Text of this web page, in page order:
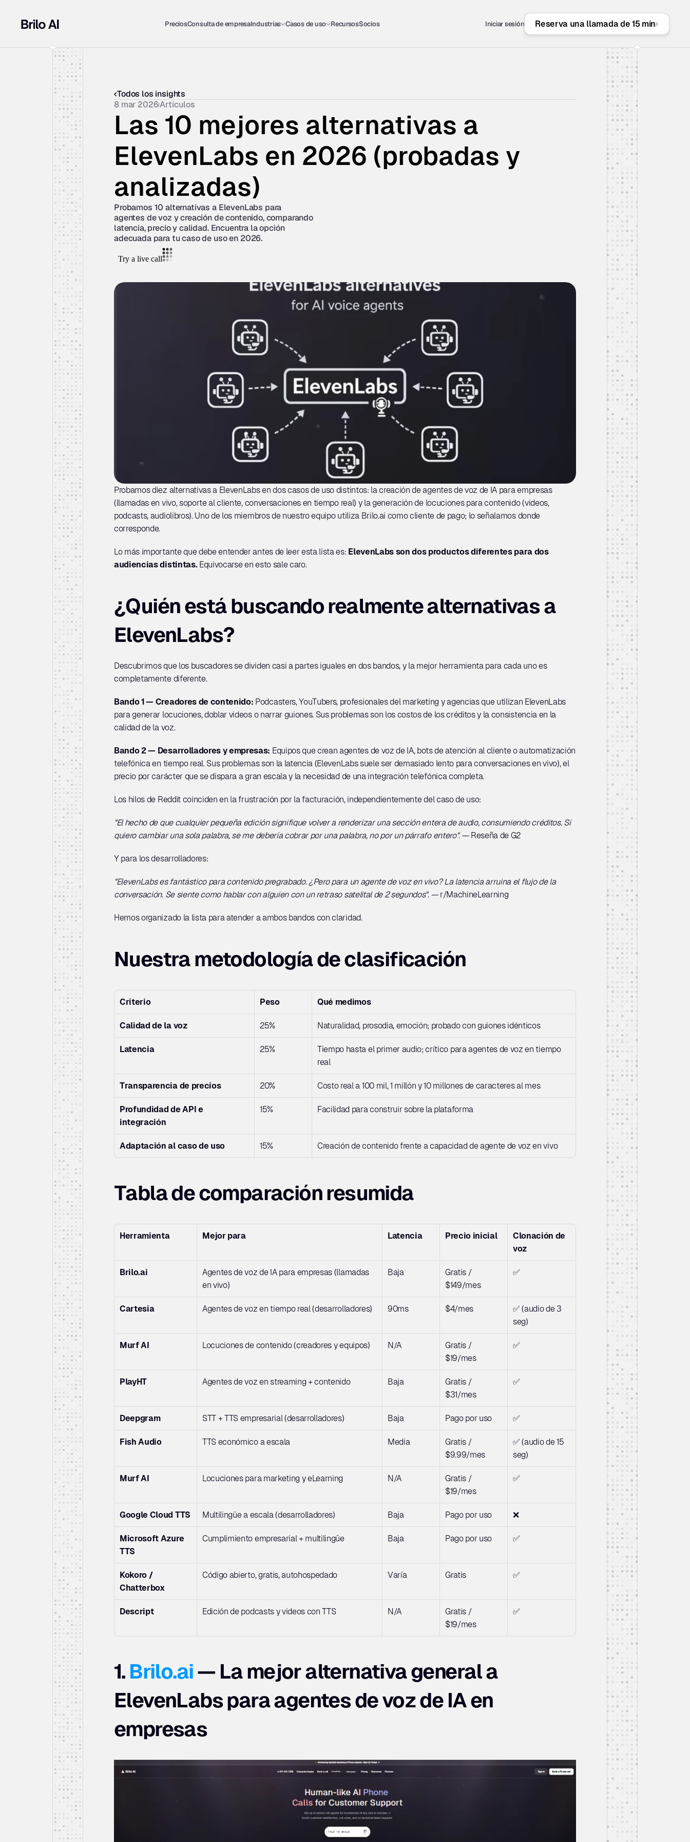
PreciosConsulta de empresaIndustrias Casos de uso RecursosSocios Iniciar sesión Reserva una llamada de 15 min
Todos los insights
8 mar 2026Artículos
Las 10 mejores alternativas a
ElevenLabs en 2026 (probadas y
analizadas)
Probamos 10 alternativas a ElevenLabs para
agentes de voz y creación de contenido, comparando
latencia, precio y calidad. Encuentra la opción
adecuada para tu caso de uso en 2026.
Probamos diez alternativas a ElevenLabs en dos casos de uso distintos: la creación de agentes de voz de IA para empresas
(llamadas en vivo, soporte al cliente, conversaciones en tiempo real) y la generación de locuciones para contenido (videos,
podcasts, audiolibros). Uno de los miembros de nuestro equipo utiliza Brilo.ai como cliente de pago; lo señalamos donde
corresponde.
Lo más importante que debe entender antes de leer esta lista es: ElevenLabs son dos productos diferentes para dos
audiencias distintas. Equivocarse en esto sale caro.
¿Quién está buscando realmente alternativas a
ElevenLabs?
Descubrimos que los buscadores se dividen casi a partes iguales en dos bandos, y la mejor herramienta para cada uno es
completamente diferente.
Bando 1 — Creadores de contenido: Podcasters, YouTubers, profesionales del marketing y agencias que utilizan ElevenLabs
para generar locuciones, doblar videos o narrar guiones. Sus problemas son los costos de los créditos y la consistencia en la
calidad de la voz.
Bando 2 — Desarrolladores y empresas: Equipos que crean agentes de voz de IA, bots de atención al cliente o automatización
telefónica en tiempo real. Sus problemas son la latencia (ElevenLabs suele ser demasiado lento para conversaciones en vivo), el
precio por carácter que se dispara a gran escala y la necesidad de una integración telefónica completa.
Los hilos de Reddit coinciden en la frustración por la facturación, independientemente del caso de uso:
"El hecho de que cualquier pequeña edición signifique volver a renderizar una sección entera de audio, consumiendo créditos. Si
quiero cambiar una sola palabra, se me debería cobrar por una palabra, no por un párrafo entero". — Reseña de G2
Y para los desarrolladores:
"ElevenLabs es fantástico para contenido pregrabado. ¿Pero para un agente de voz en vivo? La latencia arruina el flujo de la
conversación. Se siente como hablar con alguien con un retraso satelital de 2 segundos". — r/MachineLearning
Hemos organizado la lista para atender a ambos bandos con claridad.
Nuestra metodología de clasificación
Criterio Peso Qué medimos
Calidad de la voz 25% Naturalidad, prosodia, emoción; probado con guiones idénticos
Latencia 25%
Tiempo hasta el primer audio; crítico para agentes de voz en tiempo
real
Transparencia de precios 20% Costo real a 100 mil, 1 millón y 10 millones de caracteres al mes
Profundidad de API e
integración
15% Facilidad para construir sobre la plataforma
Adaptación al caso de uso 15% Creación de contenido frente a capacidad de agente de voz en vivo
Tabla de comparación resumida
Herramienta Mejor para Latencia Precio inicial
Clonación de
voz
Brilo.ai
Agentes de voz de IA para empresas (llamadas
en vivo)
Baja
Gratis /
$149/mes
✅
Cartesia Agentes de voz en tiempo real (desarrolladores) 90ms $4/mes
✅ (audio de 3
seg)
Murf AI Locuciones de contenido (creadores y equipos) N/A
Gratis /
$19/mes
✅
PlayHT Agentes de voz en streaming + contenido Baja
Gratis /
$31/mes
✅
Deepgram STT + TTS empresarial (desarrolladores) Baja Pago por uso ✅
Fish Audio TTS económico a escala Media
Gratis /
$9.99/mes
✅ (audio de 15
seg)
Murf AI Locuciones para marketing y eLearning N/A
Gratis /
$19/mes
✅
Google Cloud TTS Multilingüe a escala (desarrolladores) Baja Pago por uso ❌
Microsoft Azure
TTS
Cumplimiento empresarial + multilingüe Baja Pago por uso ✅
Kokoro /
Chatterbox
Código abierto, gratis, autohospedado Varía Gratis ✅
Descript Edición de podcasts y videos con TTS N/A
Gratis /
$19/mes
✅
1. Brilo.ai — La mejor alternativa general a
ElevenLabs para agentes de voz de IA en
empresas